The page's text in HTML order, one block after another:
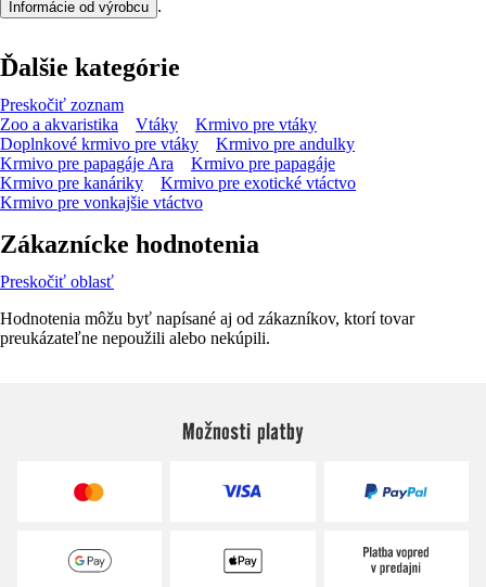
Informácie od výrobcu .
Ďalšie kategórie
Preskočiť zoznam
Zoo a akvaristika
Vtáky
Krmivo pre vtáky
Doplnkové krmivo pre vtáky
Krmivo pre andulky
Krmivo pre papagáje Ara
Krmivo pre papagáje
Krmivo pre kanáriky
Krmivo pre exotické vtáctvo
Krmivo pre vonkajšie vtáctvo
Zákaznícke hodnotenia
Preskočiť oblasť
Hodnotenia môžu byť napísané aj od zákazníkov, ktorí tovar
preukázateľne nepoužili alebo nekúpili.
Možnosti platby